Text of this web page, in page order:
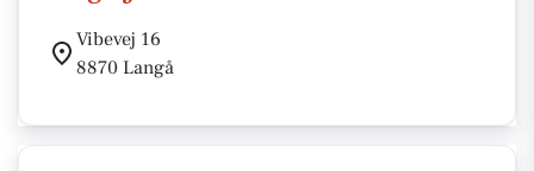
Vibevej 16
8870 Langå